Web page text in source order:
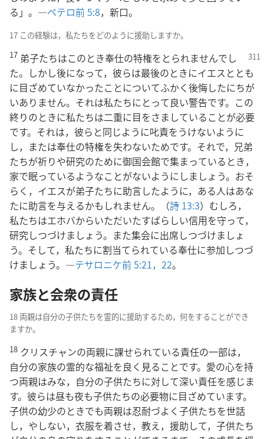
る」。―ペテロ前 5:8，新口。
17 この経験は，私たちをどのように援助しますか。
17 弟子たちはこのとき奉仕の特権をとられませんでし
た。しかし後になって，彼らは最後のときにイエスととも
に目ざめていなかったことについてふかく後悔したにちが
いありません。それは私たちにとって良い警告です。この
終りのときに私たちは二重に目をさましていることが必要
です。それは，彼らと同じように叱責をうけないように
し，または奉仕の特権を失わないためです。それで，兄弟
たちが祈りや研究のために御国会館で集まっているとき，
家で眠っているようなことがないようにしましょう。おそ
らく，イエスが弟子たちに助言したように，ある人はあな
たに助言を与えるかもしれません。（詩 13:3）むしろ，
私たちはエホバからいただいたすばらしい信用を守って，
研究しつづけましょう。また集会に出席しつづけましょ
う。そして，私たちに割当てられている奉仕に参加しつづ
けましょう。―テサロニケ前 5:21，22。
家族と会衆の責任
18 両親は自分の子供たちを霊的に援助するため，何をすることができ
ますか。
18 クリスチャンの両親に課せられている責任の一部は，
自分の家族の霊的な福祉を良く見ることです。愛の心を持
つ両親はみな，自分の子供たちに対して深い責任を感じま
す。彼らは昼も夜も子供たちの必要物に目ざめています。
子供の幼少のときでも両親は忍耐づよく子供たちを世話
し，やしない，衣服を着させ，教え，援助して，子供たち